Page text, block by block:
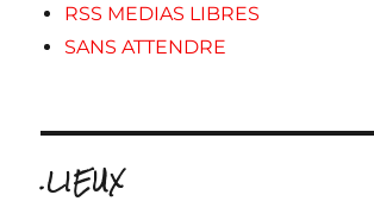
RSS MEDIAS LIBRES
SANS ATTENDRE
.LIEUX